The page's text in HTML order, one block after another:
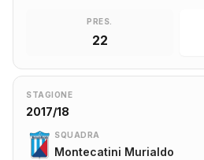
PRES.
22
STAGIONE
2017/18
SQUADRA
Montecatini Murialdo